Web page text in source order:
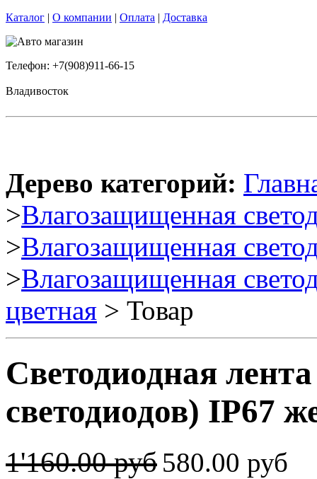
Каталог | О компании | Оплата | Доставка
Телефон: +7(908)911-66-15
Владивосток
Дерево категорий:
>Влагозащищенная
>Влагозащищенная
>Влагозащищенная
цветная > Товар
Светодиодная
светодиодов) IP67
1'160.00 руб 580.00 руб